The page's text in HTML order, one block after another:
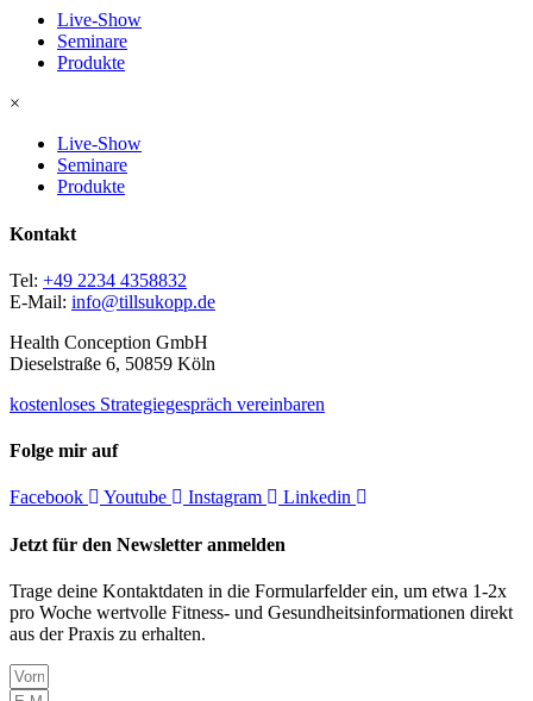
Live-Show
Seminare
Produkte
×
Live-Show
Seminare
Produkte
Kontakt
Tel: +49 2234 4358832
E-Mail: info@tillsukopp.de
Health Conception GmbH
Dieselstraße 6, 50859 Köln
kostenloses Strategiegespräch vereinbaren
Folge mir auf
Facebook Youtube Instagram Linkedin
Jetzt für den Newsletter anmelden
Trage deine Kontaktdaten in die Formularfelder ein, um etwa 1-2x
pro Woche wertvolle Fitness- und Gesundheitsinformationen direkt
aus der Praxis zu erhalten.